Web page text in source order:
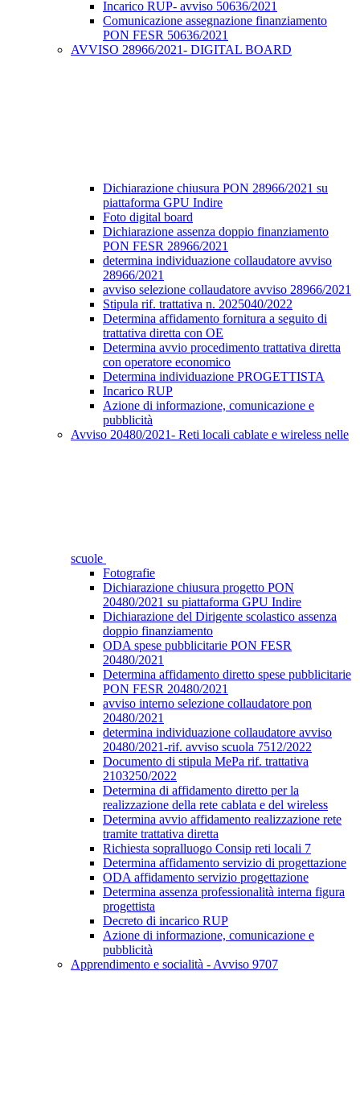
Incarico RUP- avviso 50636/2021
Comunicazione assegnazione finanziamento
PON FESR 50636/2021
AVVISO 28966/2021- DIGITAL BOARD
Dichiarazione chiusura PON 28966/2021 su
piattaforma GPU Indire
Foto digital board
Dichiarazione assenza doppio finanziamento
PON FESR 28966/2021
determina individuazione collaudatore avviso
28966/2021
avviso selezione collaudatore avviso 28966/2021
Stipula rif. trattativa n. 2025040/2022
Determina affidamento fornitura a seguito di
trattativa diretta con OE
Determina avvio procedimento trattativa diretta
con operatore economico
Determina individuazione PROGETTISTA
Incarico RUP
Azione di informazione, comunicazione e
pubblicità
Avviso 20480/2021- Reti locali cablate e wireless nelle
scuole
Fotografie
Dichiarazione chiusura progetto PON
20480/2021 su piattaforma GPU Indire
Dichiarazione del Dirigente scolastico assenza
doppio finanziamento
ODA spese pubblicitarie PON FESR
20480/2021
Determina affidamento diretto spese pubblicitarie
PON FESR 20480/2021
avviso interno selezione collaudatore pon
20480/2021
determina individuazione collaudatore avviso
20480/2021-rif. avviso scuola 7512/2022
Documento di stipula MePa rif. trattativa
2103250/2022
Determina di affidamento diretto per la
realizzazione della rete cablata e del wireless
Determina avvio affidamento realizzazione rete
tramite trattativa diretta
Richiesta sopralluogo Consip reti locali 7
Determina affidamento servizio di progettazione
ODA affidamento servizio progettazione
Determina assenza professionalità interna figura
progettista
Decreto di incarico RUP
Azione di informazione, comunicazione e
pubblicità
Apprendimento e socialità - Avviso 9707